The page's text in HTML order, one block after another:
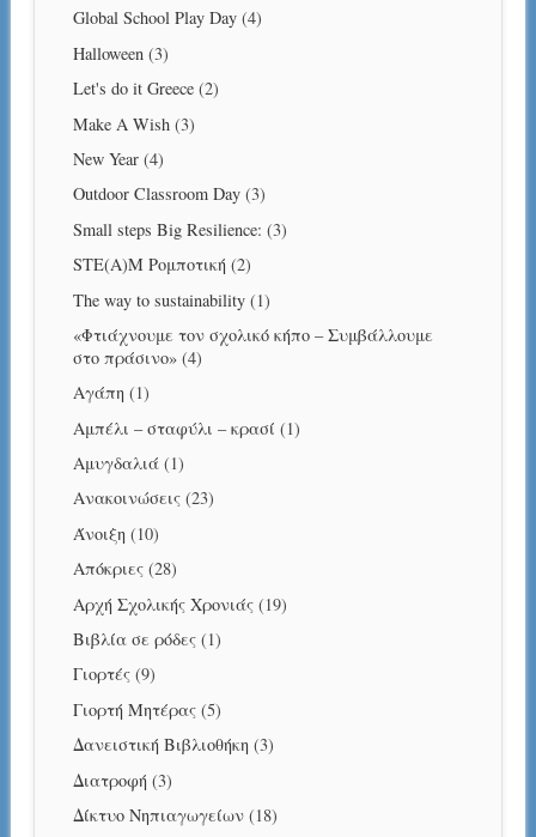
Global School Play Day(4)
Halloween (3)
Let's do it Greece(2)
Make A Wish(3)
New Year(4)
Outdoor Classroom Day(3)
Small steps Big Resilience: (3)
STE(A)M Ρομποτική (2)
The way to sustainability(1)
«Φτιάχνουμε τον σχολικό κήπο – Συμβάλλουμε
στο πράσινο»(4)
Αγάπη (1)
Αμπέλι – σταφύλι – κρασί (1)
Αμυγδαλιά(1)
Ανακοινώσεις(23)
Άνοιξη (10)
Απόκριες(28)
Αρχή Σχολικής Χρονιάς(19)
Βιβλία σε ρόδες(1)
Γιορτές(9)
Γιορτή Μητέρας(5)
Δανειστική Βιβλιοθήκη (3)
Διατροφή (3)
Δίκτυο Νηπιαγωγείων(18)